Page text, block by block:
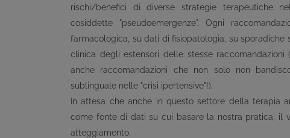
rischi/benefici di diverse strategie terapeutiche
cosiddette "pseudoemergenze". Ogni
farmacologica, su dati di fisiopatologia, su
clinica degli estensori delle stesse
anche raccomandazioni che non solo non
sublinguale nelle "crisi ipertensive"!).
In attesa che anche in questo settore della terapia
come fonte di dati su cui basare la nostra pratica, il
atteggiamento.